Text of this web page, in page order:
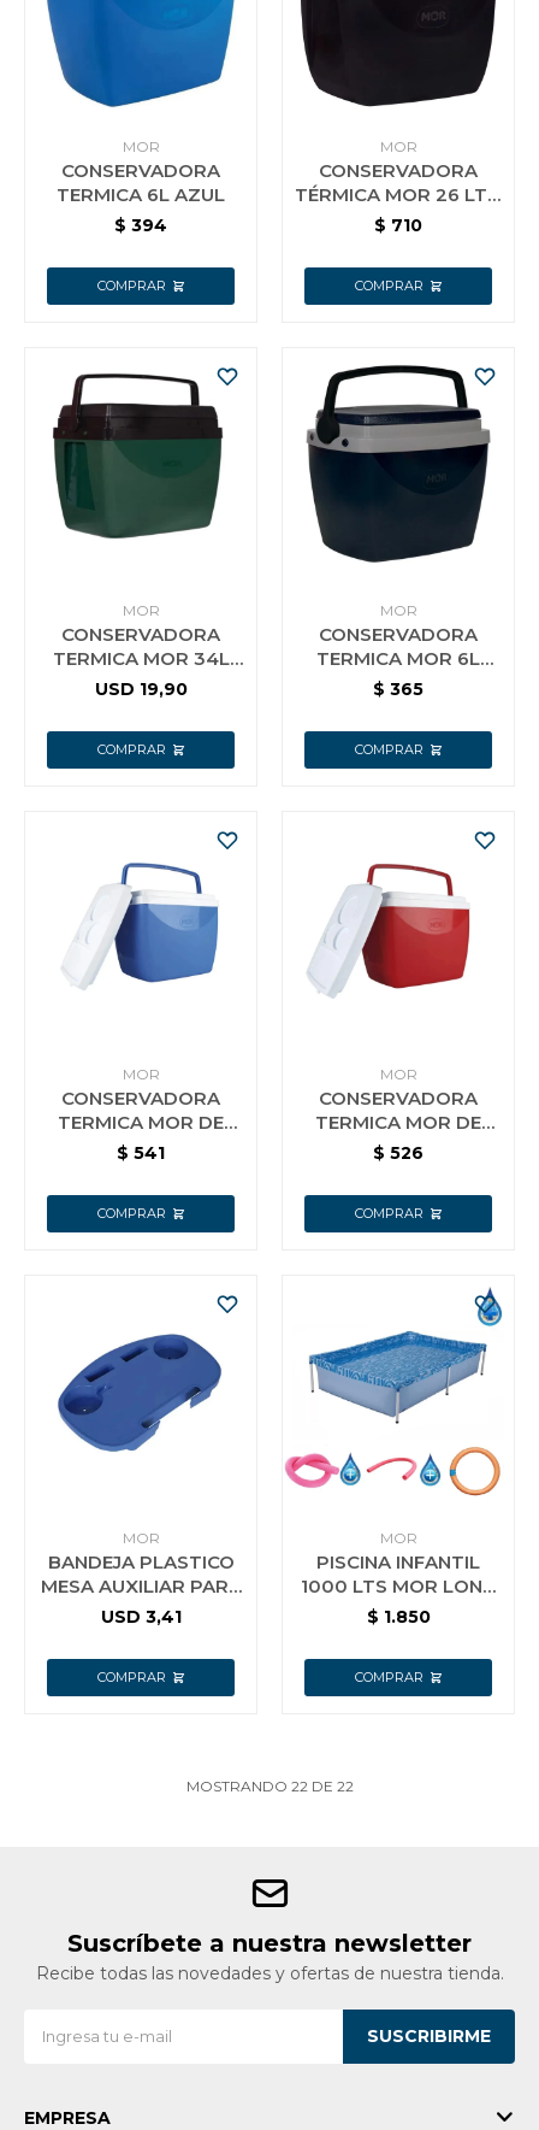
MOR
CONSERVADORA
TERMICA 6L AZUL
$ 394
MOR
CONSERVADORA
TÉRMICA MOR 26 LTS.
NEGRO
$ 710
MOR
CONSERVADORA
TERMICA MOR 34L
VERDE
USD 19,90
MOR
CONSERVADORA
TERMICA MOR 6L
NEGRA
$ 365
MOR
CONSERVADORA
TERMICA MOR DE
18LTS AZUL
$ 541
MOR
CONSERVADORA
TERMICA MOR DE
18LTS ROJA
$ 526
MOR
BANDEJA PLASTICO
MESA AUXILIAR PARA
REPOSERA
USD 3,41
MOR
PISCINA INFANTIL
1000 LTS MOR LONA
REFORZADA +
$ 1.850
MOSTRANDO 22 DE 22
Suscríbete a nuestra newsletter
Recibe todas las novedades y ofertas de nuestra tienda.
SUSCRIBIRME
EMPRESA